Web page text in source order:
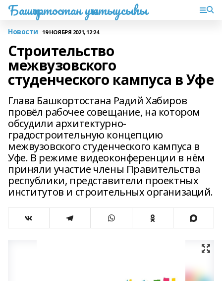
Башҡортостан уҡытыусыһы
Новости 19 НОЯБРЯ 2021, 12:24
Строительство
межвузовского
студенческого кампуса в Уфе
Глава Башкортостана Радий Хабиров
провёл рабочее совещание, на котором
обсудили архитектурно-
градостроительную концепцию
межвузовского студенческого кампуса в
Уфе. В режиме видеоконференции в нём
приняли участие члены Правительства
республики, представители проектных
институтов и строительных организаций.